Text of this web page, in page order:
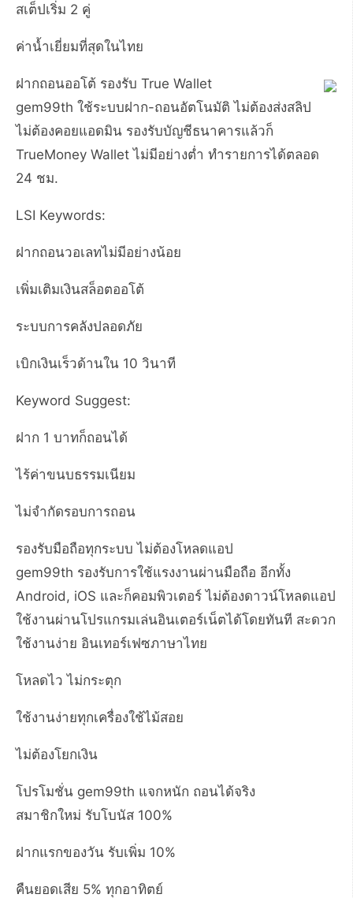
สเต็ปเริ่ม 2 คู่
ค่าน้ำเยี่ยมที่สุดในไทย
ฝากถอนออโต้ รองรับ True Wallet
gem99th ใช้ระบบฝาก-ถอนอัตโนมัติ ไม่ต้องส่งสลิป
ไม่ต้องคอยแอดมิน รองรับบัญชีธนาคารแล้วก็
TrueMoney Wallet ไม่มีอย่างต่ำ ทำรายการได้ตลอด
24 ชม.
LSI Keywords:
ฝากถอนวอเลทไม่มีอย่างน้อย
เพิ่มเติมเงินสล็อตออโต้
ระบบการคลังปลอดภัย
เบิกเงินเร็วด้านใน 10 วินาที
Keyword Suggest:
ฝาก 1 บาทก็ถอนได้
ไร้ค่าขนบธรรมเนียม
ไม่จำกัดรอบการถอน
รองรับมือถือทุกระบบ ไม่ต้องโหลดแอป
gem99th รองรับการใช้แรงงานผ่านมือถือ อีกทั้ง
Android, iOS และก็คอมพิวเตอร์ ไม่ต้องดาวน์โหลดแอป
ใช้งานผ่านโปรแกรมเล่นอินเตอร์เน็ตได้โดยทันที สะดวก
ใช้งานง่าย อินเทอร์เฟซภาษาไทย
โหลดไว ไม่กระตุก
ใช้งานง่ายทุกเครื่องใช้ไม้สอย
ไม่ต้องโยกเงิน
โปรโมชั่น gem99th แจกหนัก ถอนได้จริง
สมาชิกใหม่ รับโบนัส 100%
ฝากแรกของวัน รับเพิ่ม 10%
คืนยอดเสีย 5% ทุกอาทิตย์